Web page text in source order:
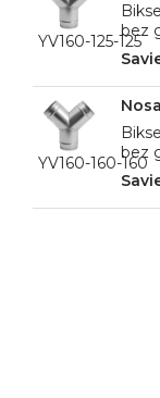
YV160-125-125
bez
YV160-160-160
bez